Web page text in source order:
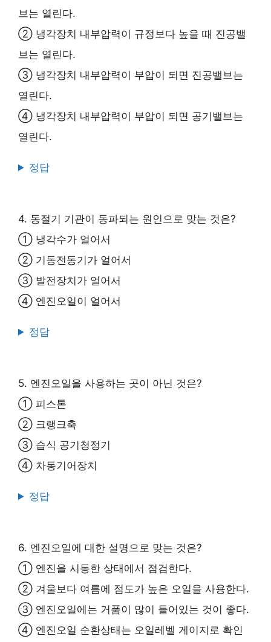
브는 열린다.
② 냉각장치 내부압력이 규정보다 높을 때 진공밸
브는 열린다.
③ 냉각장치 내부압력이 부압이 되면 진공밸브는
열린다.
④ 냉각장치 내부압력이 부압이 되면 공기밸브는
열린다.
정답
4. 동절기 기관이 동파되는 원인으로 맞는 것은?
① 냉각수가 얼어서
② 기동전동기가 얼어서
③ 발전장치가 얼어서
④ 엔진오일이 얼어서
정답
5. 엔진오일을 사용하는 곳이 아닌 것은?
① 피스톤
② 크랭크축
③ 습식 공기청정기
④ 차동기어장치
정답
6. 엔진오일에 대한 설명으로 맞는 것은?
① 엔진을 시동한 상태에서 점검한다.
② 겨울보다 여름에 점도가 높은 오일을 사용한다.
③ 엔진오일에는 거품이 많이 들어있는 것이 좋다.
④ 엔진오일 순환상태는 오일레벨 게이지로 확인